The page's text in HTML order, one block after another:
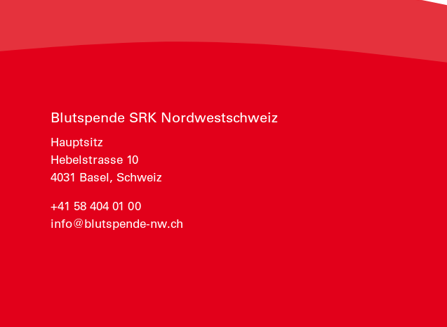
Blutspende SRK Nordwestschweiz
Hauptsitz
Hebelstrasse 10
4031 Basel, Schweiz
+41 58 404 01 00
info@blutspende-nw.ch